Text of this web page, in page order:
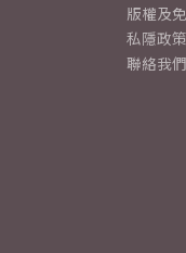
版權及
私隱政策
聯絡我們